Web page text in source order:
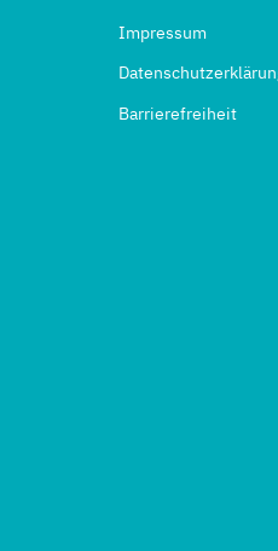
Impressum
Barrierefreiheit